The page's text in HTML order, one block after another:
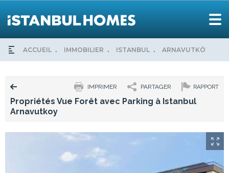
ACCUEIL IMMOBILIER ISTANBUL ARNAVUTKÖY
RAPPORT
PARTAGER
IMPRIMER
Propriétés Vue Forêt avec Parking à Istanbul
Arnavutkoy